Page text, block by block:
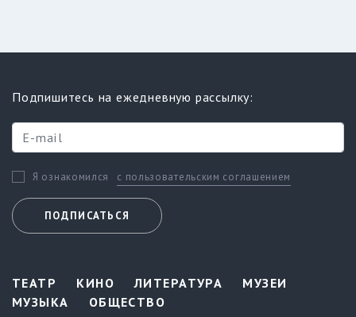
Подпишитесь на ежедневную рассылку:
Я ознакомился с пользовательским соглашением
ПОДПИСАТЬСЯ
ТЕАТР КИНО ЛИТЕРАТУРА
МУЗЕИ
МУЗЫКА
ОБЩЕСТВО